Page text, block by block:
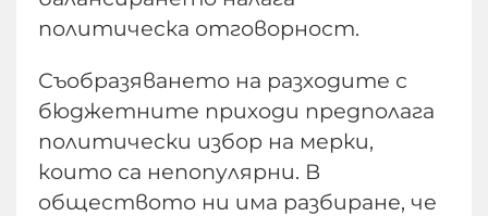
политическа отговорност.
Съобразяването на разходите с
бюджетните приходи предполага
политически избор на мерки,
които са непопулярни. В
обществото ни има разбиране, че